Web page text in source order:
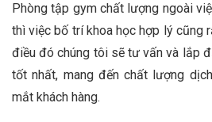
Phòng tập gym chất lượng ngoài
thì việc bố trí khoa học hợp lý cũng
điều đó chúng tôi sẽ tư vấn và lắp
tốt nhất, mang đến chất lượng
mắt khách hàng.